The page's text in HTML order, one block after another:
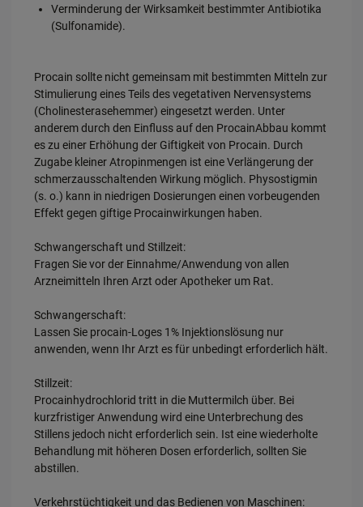
Verminderung der Wirksamkeit bestimmter Antibiotika
(Sulfonamide).
Procain sollte nicht gemeinsam mit bestimmten Mitteln zur
Stimulierung eines Teils des vegetativen Nervensystems
(Cholinesterasehemmer) eingesetzt werden. Unter
anderem durch den Einfluss auf den ProcainAbbau kommt
es zu einer Erhöhung der Giftigkeit von Procain. Durch
Zugabe kleiner Atropinmengen ist eine Verlängerung der
schmerzausschaltenden Wirkung möglich. Physostigmin
(s. o.) kann in niedrigen Dosierungen einen vorbeugenden
Effekt gegen giftige Procainwirkungen haben.
Schwangerschaft und Stillzeit:
Fragen Sie vor der Einnahme/Anwendung von allen
Arzneimitteln Ihren Arzt oder Apotheker um Rat.
Schwangerschaft:
Lassen Sie procain-Loges 1% Injektionslösung nur
anwenden, wenn Ihr Arzt es für unbedingt erforderlich hält.
Stillzeit:
Procainhydrochlorid tritt in die Muttermilch über. Bei
kurzfristiger Anwendung wird eine Unterbrechung des
Stillens jedoch nicht erforderlich sein. Ist eine wiederholte
Behandlung mit höheren Dosen erforderlich, sollten Sie
abstillen.
Verkehrstüchtigkeit und das Bedienen von Maschinen: